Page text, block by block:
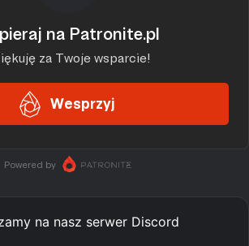
na nasz serwer Discord